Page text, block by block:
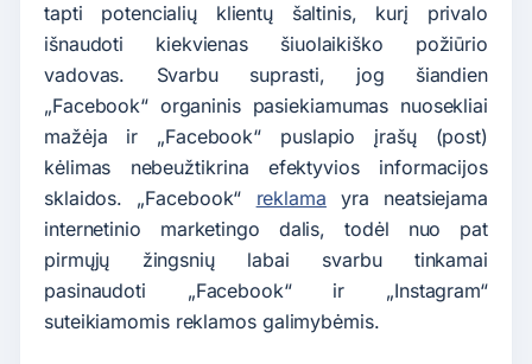
tapti potencialių klientų šaltinis, kurį privalo
išnaudoti kiekvienas šiuolaikiško požiūrio
vadovas. Svarbu suprasti, jog šiandien
„Facebook“ organinis pasiekiamumas nuosekliai
mažėja ir „Facebook“ puslapio įrašų (post)
kėlimas nebeužtikrina efektyvios informacijos
sklaidos. „Facebook“ reklama yra neatsiejama
internetinio marketingo dalis, todėl nuo pat
pirmųjų žingsnių labai svarbu tinkamai
pasinaudoti „Facebook“ ir „Instagram“
suteikiamomis reklamos galimybėmis.